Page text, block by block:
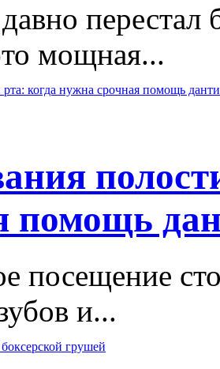
мощная...
помощь
посещение
и...